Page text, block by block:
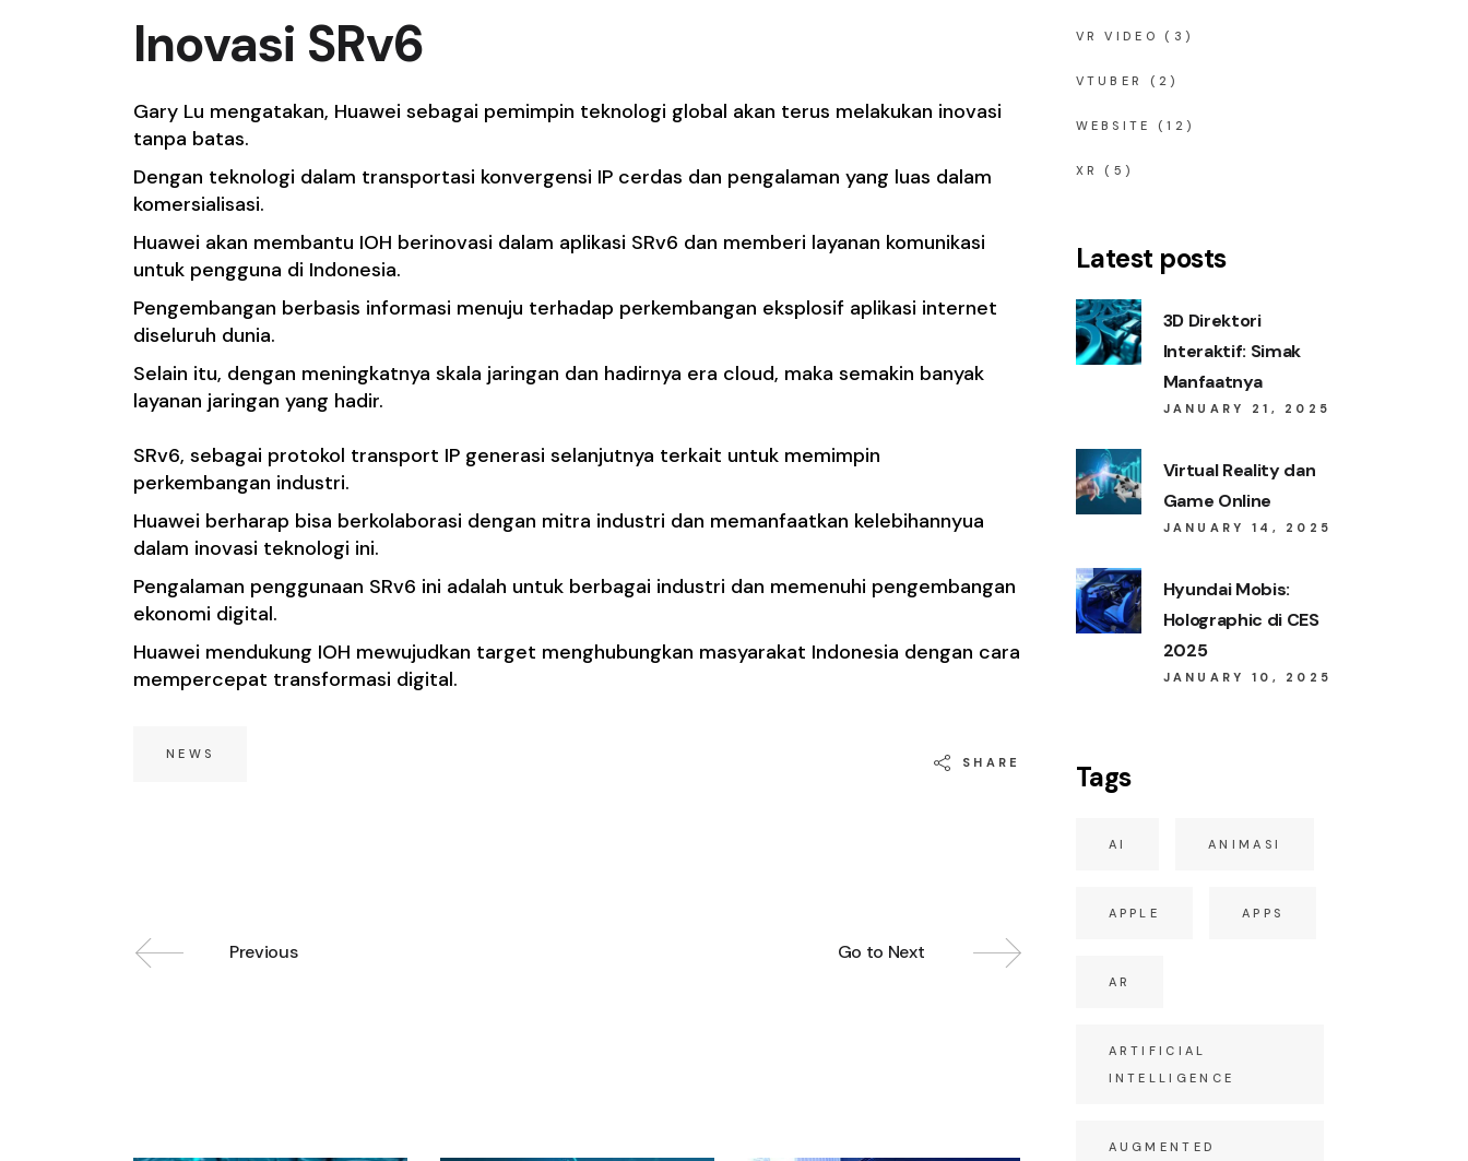
Inovasi SRv6
Gary Lu mengatakan, Huawei sebagai pemimpin teknologi global akan terus melakukan inovasi
tanpa batas.
Dengan teknologi dalam transportasi konvergensi IP cerdas dan pengalaman yang luas dalam
komersialisasi.
Huawei akan membantu IOH berinovasi dalam aplikasi SRv6 dan memberi layanan komunikasi
untuk pengguna di Indonesia.
Pengembangan berbasis informasi menuju terhadap perkembangan eksplosif aplikasi internet
diseluruh dunia.
Selain itu, dengan meningkatnya skala jaringan dan hadirnya era cloud, maka semakin banyak
layanan jaringan yang hadir.
SRv6, sebagai protokol transport IP generasi selanjutnya terkait untuk memimpin
perkembangan industri.
Huawei berharap bisa berkolaborasi dengan mitra industri dan memanfaatkan kelebihannyua
dalam inovasi teknologi ini.
Pengalaman penggunaan SRv6 ini adalah untuk berbagai industri dan memenuhi pengembangan
ekonomi digital.
Huawei mendukung IOH mewujudkan target menghubungkan masyarakat Indonesia dengan cara
mempercepat transformasi digital.
NEWS
SHARE
Previous Go to Next
VR VIDEO (3)
VTUBER (2)
WEBSITE (12)
XR (5)
Latest posts
3D Direktori
Interaktif: Simak
Manfaatnya
JANUARY 21, 2025
Virtual Reality dan
Game Online
JANUARY 14, 2025
Hyundai Mobis:
Holographic di CES
2025
JANUARY 10, 2025
Tags
AI ANIMASI
APPLE APPS
AR
ARTIFICIAL
INTELLIGENCE
AUGMENTED